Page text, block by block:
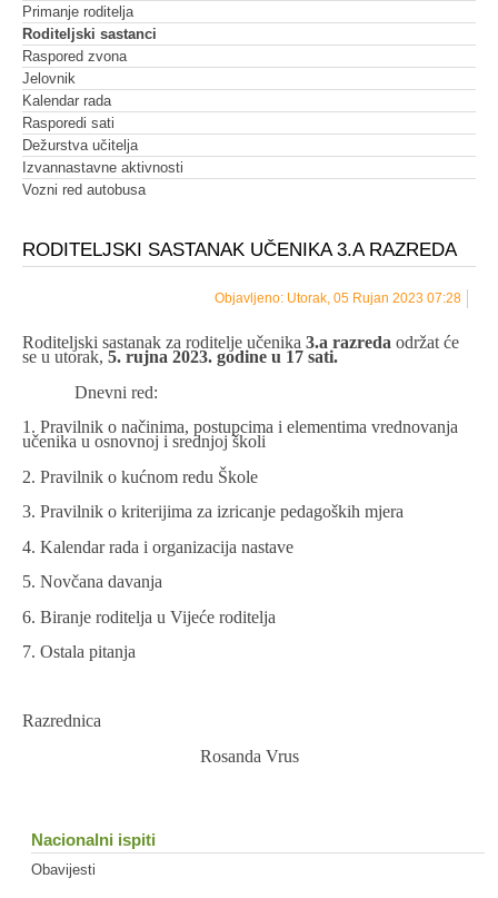
Primanje roditelja
Roditeljski sastanci
Raspored zvona
Jelovnik
Kalendar rada
Rasporedi sati
Dežurstva učitelja
Izvannastavne aktivnosti
Vozni red autobusa
RODITELJSKI SASTANAK UČENIKA 3.A RAZREDA
Objavljeno: Utorak, 05 Rujan 2023 07:28
Roditeljski sastanak za roditelje učenika 3.a razreda održat će
se u utorak, 5. rujna 2023. godine u 17 sati.
Dnevni red:
1. Pravilnik o načinima, postupcima i elementima vrednovanja
učenika u osnovnoj i srednjoj školi
2. Pravilnik o kućnom redu Škole
3. Pravilnik o kriterijima za izricanje pedagoških mjera
4. Kalendar rada i organizacija nastave
5. Novčana davanja
6. Biranje roditelja u Vijeće roditelja
7. Ostala pitanja
Razrednica
Rosanda Vrus
Nacionalni ispiti
Obavijesti